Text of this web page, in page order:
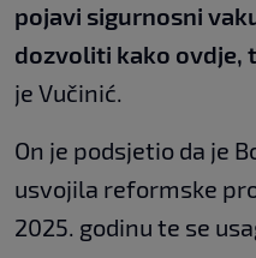
pojavi sigurnosni
dozvoliti kako ovdje,
je Vučinić.
On je podsjetio da je
usvojila reformske
2025. godinu te se